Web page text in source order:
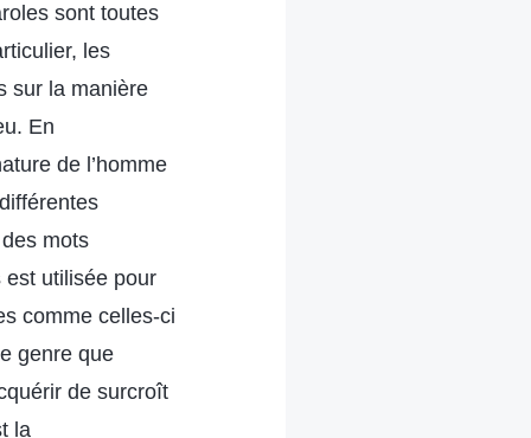
sont toutes
les
sur la manière
En
de l’homme
mots
est utilisée pour
comme celles-ci
genre que
de surcroît
la